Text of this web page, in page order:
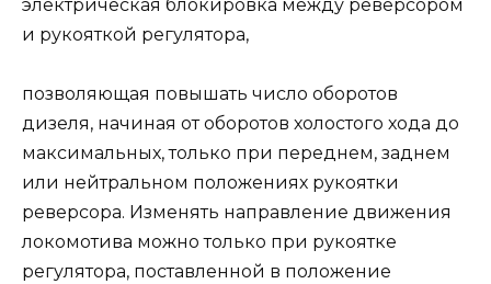
электрическая блокировка между реверсором
и рукояткой регулятора,
позволяющая повышать число оборотов
дизеля, начиная от оборотов холостого хода до
максимальных, только при переднем, заднем
или нейтральном положениях рукоятки
реверсора. Изменять направление движения
локомотива можно только при рукоятке
регулятора, поставленной в положение